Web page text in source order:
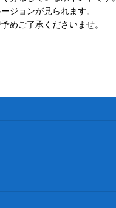
ジョンが見られます。
めご了承くださいませ。